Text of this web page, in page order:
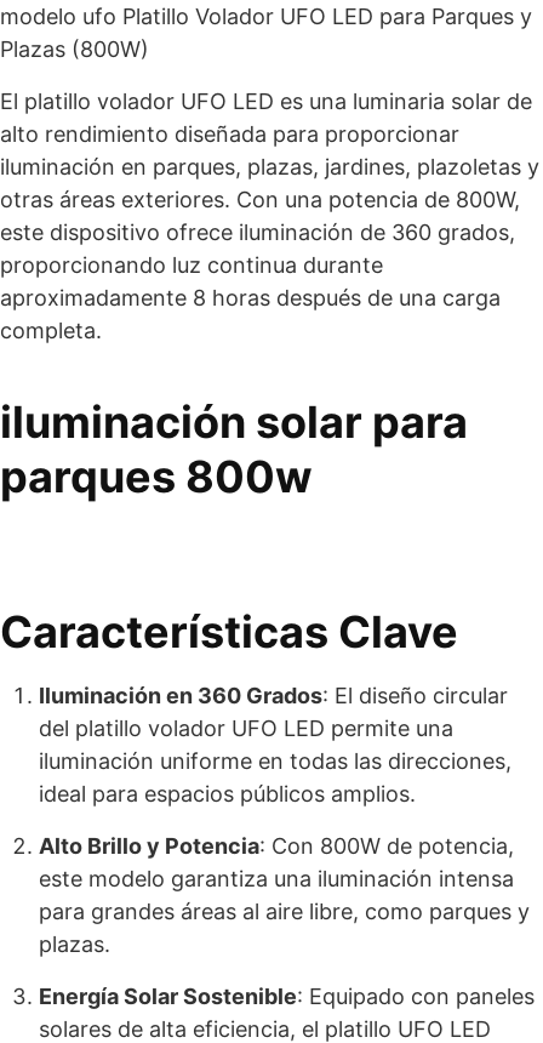
modelo ufo Platillo Volador UFO LED para Parques y
Plazas (800W)
El platillo volador UFO LED es una luminaria solar de
alto rendimiento diseñada para proporcionar
iluminación en parques, plazas, jardines, plazoletas y
otras áreas exteriores. Con una potencia de 800W,
este dispositivo ofrece iluminación de 360 grados,
proporcionando luz continua durante
aproximadamente 8 horas después de una carga
completa.
iluminación solar para
parques 800w
Características Clave
Iluminación en 360 Grados: El diseño circular
del platillo volador UFO LED permite una
iluminación uniforme en todas las direcciones,
ideal para espacios públicos amplios.
Alto Brillo y Potencia: Con 800W de potencia,
este modelo garantiza una iluminación intensa
para grandes áreas al aire libre, como parques y
plazas.
Energía Solar Sostenible: Equipado con paneles
solares de alta eficiencia, el platillo UFO LED